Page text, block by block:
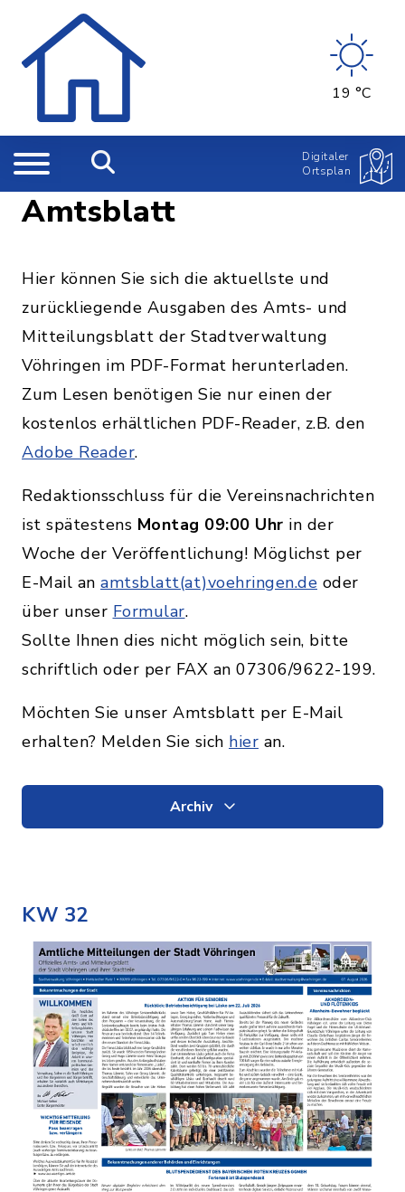
19 °C
Digitaler
Ortsplan
Amtsblatt
Hier können Sie sich die aktuellste und
zurückliegende Ausgaben des Amts- und
Mitteilungsblatt der Stadtverwaltung
Vöhringen im PDF-Format herunterladen.
Zum Lesen benötigen Sie nur einen der
kostenlos erhältlichen PDF-Reader, z.B. den
Adobe Reader.
Redaktionsschluss für die Vereinsnachrichten
ist spätestens Montag 09:00 Uhr in der
Woche der Veröffentlichung! Möglichst per
E-Mail an amtsblatt(at)voehringen.de oder
über unser Formular.
Sollte Ihnen dies nicht möglich sein, bitte
schriftlich oder per FAX an 07306/9622-199.
Möchten Sie unser Amtsblatt per E-Mail
erhalten? Melden Sie sich hier an.
Archiv
KW 32